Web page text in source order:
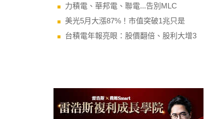
力積電、華邦電、聯電...告別MLC
美光5月大漲87%！市值突破1兆只是
台積電年報亮眼：股價翻倍、股利大增3